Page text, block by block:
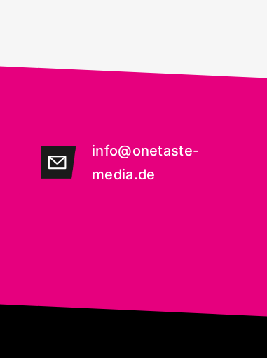
info@onetaste-
media.de